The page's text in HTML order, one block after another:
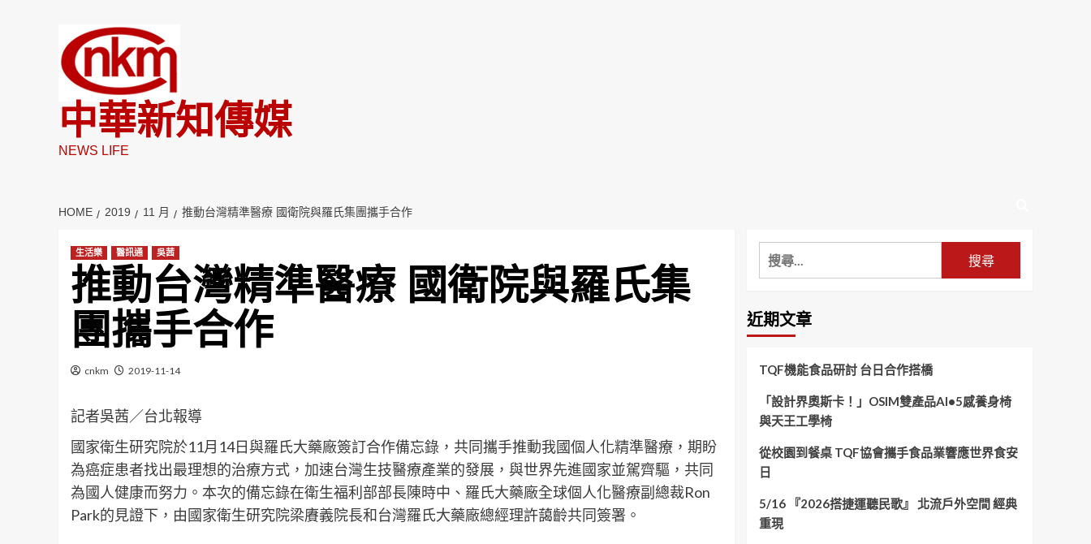
中華新知傳媒
NEWS LIFE
HOME 2019 11 月 推動台灣精準醫療 國衛院與羅氏集團攜手合作
生活樂 醫訊通 吳茜
推動台灣精準醫療 國衛院與羅氏集
團攜手合作
cnkm 2019-11-14
記者吳茜／台北報導
國家衛生研究院於11月14日與羅氏大藥廠簽訂合作備忘錄，共同攜手推動我國個人化精準醫療，期盼
為癌症患者找出最理想的治療方式，加速台灣生技醫療產業的發展，與世界先進國家並駕齊驅，共同
為國人健康而努力。本次的備忘錄在衛生福利部部長陳時中、羅氏大藥廠全球個人化醫療副總裁Ron
Park的見證下，由國家衛生研究院梁賡義院長和台灣羅氏大藥廠總經理許藹齡共同簽署。
搜
尋
鍵
字:
近期文章
TQF機能食品研討 台日合作搭橋
「設計界奧斯卡！」OSIM雙產品AI•5感養身椅
與天王工學椅
從校園到餐桌 TQF協會攜手食品業響應世界食安
日
5/16 『2026搭捷運聽民歌』 北流戶外空間 經典
重現